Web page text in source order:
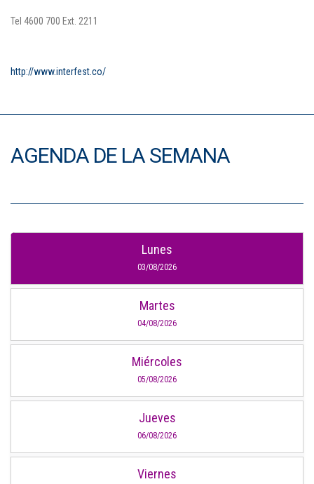
Tel 4600 700 Ext. 2211
http://www.interfest.co/
AGENDA DE LA SEMANA
Lunes
03/08/2026
Martes
04/08/2026
Miércoles
05/08/2026
Jueves
06/08/2026
Viernes